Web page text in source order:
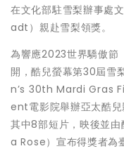
在文化部駐雪梨辦事處
adt）親赴雪梨領獎。
為響應2023世界驕傲節
開，酷兒螢幕第30屆雪
n’s 30th Mardi Gras
ent電影院舉辦亞太酷
其中8部短片，映後並
a Rose）宣布得獎者為